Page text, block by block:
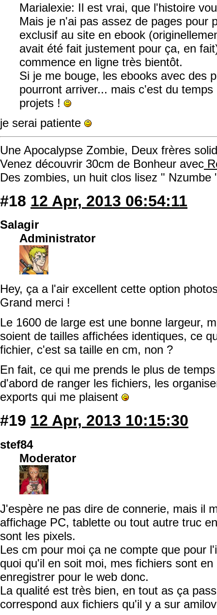
Marialexie: Il est vrai, que l'histoire
Mais je n'ai pas assez de pages pour
exclusif au site en ebook
avait été fait justement pour ça, en
commence en ligne très bientôt.
Si je me bouge, les ebooks avec des
pourront arriver... mais c'est du
projets !
je serai patiente
Une Apocalypse Zombie, Deux frères
Venez découvrir 30cm de Bonheur avec
Des zombies, un huit clos lisez " Nzumbe
#18 12 Apr, 2013 06:54:11
Salagir
Administrator
Hey, ça a l'air excellent cette option
Grand merci !
Le 1600 de large est une bonne largeur,
soient de tailles affichées identiques, ce
fichier, c'est sa taille en cm, non ?
En fait, ce qui me prends le plus de
d'abord de ranger les fichiers, les
exports qui me plaisent
#19 12 Apr, 2013 10:15:30
stef84
Moderator
J'espère ne pas dire de connerie, mais il
affichage PC, tablette ou tout autre truc
sont les pixels.
Les cm pour moi ça ne compte que pour
quoi qu'il en soit moi, mes fichiers sont
enregistrer pour le web donc.
La qualité est très bien, en tout as ça
correspond aux fichiers qu'il y a sur